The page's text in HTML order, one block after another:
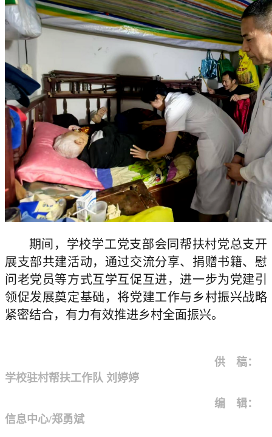
期间，学校学工党支部会同帮扶村党总支开
展支部共建活动，通过交流分享、捐赠书籍、慰
问老党员等方式互学互促互进，进一步为党建引
领促发展奠定基础，将党建工作与乡村振兴战略
紧密结合，有力有效推进乡村全面振兴。
供 稿：
学校驻村帮扶工作队 刘婷婷
编 辑：
信息中心/郑勇斌